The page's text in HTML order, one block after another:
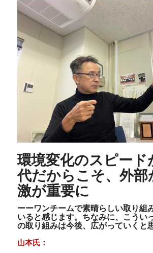
環境変化のスピード
代だからこそ、外部
激が重要に
ーーワンチームで素晴らしい取り組
いると感じます。ちなみに、こうい
の取り組みは今後、広がっていくと
山本氏：